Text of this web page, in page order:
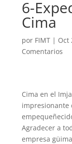
6-
Cima
por FIMT| Oct
Comentarios
Cima en el
impresionante
Agradecer a
empresa